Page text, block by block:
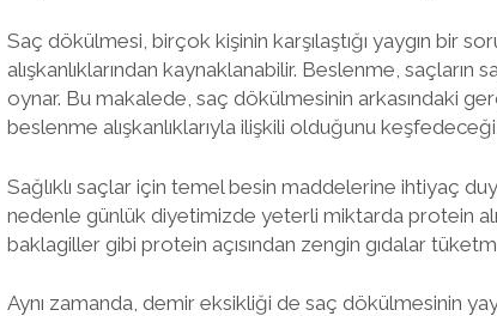
Saç dökülmesi, birçok kişinin karşılaştığı yaygın bir
alışkanlıklarından kaynaklanabilir. Beslenme, saçların
oynar. Bu makalede, saç dökülmesinin arkasındaki
beslenme alışkanlıklarıyla ilişkili olduğunu
Sağlıklı saçlar için temel besin maddelerine ihtiyaç
nedenle günlük diyetimizde yeterli miktarda protein
baklagiller gibi protein açısından zengin gıdalar
Aynı zamanda, demir eksikliği de saç dökülmesinin